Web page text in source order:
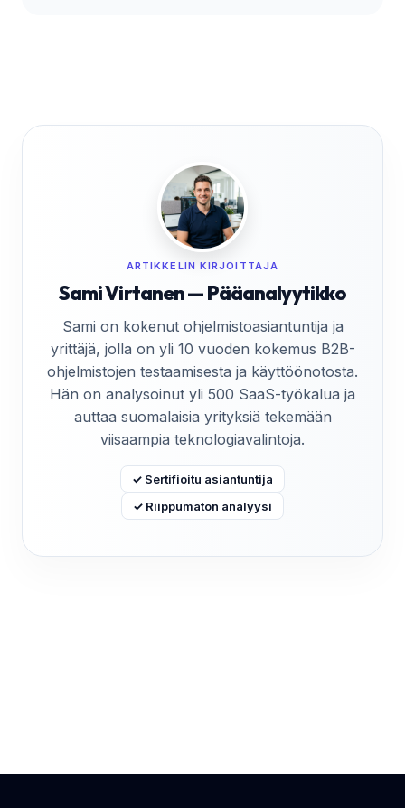
ARTIKKELIN KIRJOITTAJA
Sami Virtanen — Pääanalyytikko
Sami on kokenut ohjelmistoasiantuntija ja
yrittäjä, jolla on yli 10 vuoden kokemus B2B-
ohjelmistojen testaamisesta ja käyttöönotosta.
Hän on analysoinut yli 500 SaaS-työkalua ja
auttaa suomalaisia yrityksiä tekemään
viisaampia teknologiavalintoja.
✓ Sertifioitu asiantuntija
✓ Riippumaton analyysi